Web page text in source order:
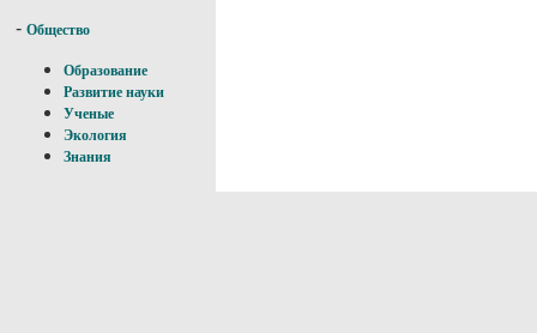
- Общество
Образование
Развитие науки
Ученые
Экология
Знания